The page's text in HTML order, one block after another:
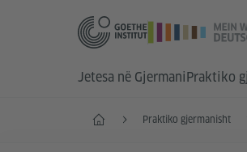
Jetesa në GjermaniPraktiko
Faqja e parëPraktiko gjermanisht